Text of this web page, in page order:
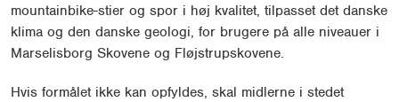
mountainbike-stier og spor i høj kvalitet, tilpasset det danske
klima og den danske geologi, for brugere på alle niveauer i
Marselisborg Skovene og Fløjstrupskovene.
Hvis formålet ikke kan opfyldes, skal midlerne i stedet